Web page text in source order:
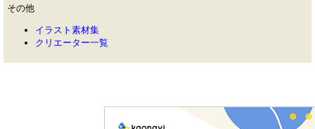
その他
イラスト素材集
クリエーター一覧